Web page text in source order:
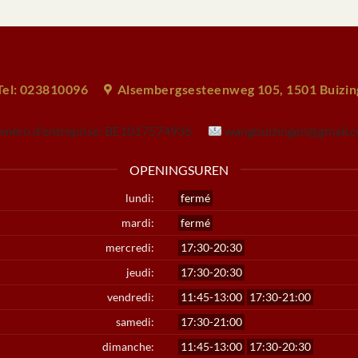
023810096 Alsembergsesteenweg 105, 1501
d'entreprise: BE1017574936
OPENINGSUREN
lundi:
fermé
mardi:
fermé
mercredi:
17:30-20:30
jeudi:
17:30-20:30
vendredi:
11:45-13:00 17:30-21:00
samedi:
17:30-21:00
dimanche:
11:45-13:00 17:30-20:30